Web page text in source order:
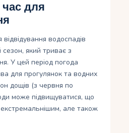
для
водоспадів
який триває з
У цей період погода
для прогулянок та водних
дощів (з червня по
може підвищуватися, що
але також